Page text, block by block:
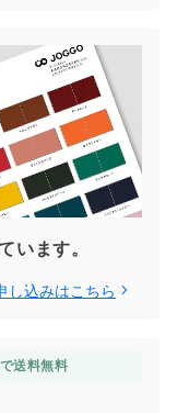
います。
し込みはこちら
送料無料